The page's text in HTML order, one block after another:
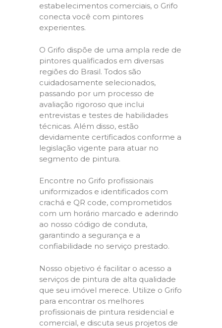
estabelecimentos comerciais, o Grifo
conecta você com pintores
experientes.
O Grifo dispõe de uma ampla rede de
pintores qualificados em diversas
regiões do Brasil. Todos são
cuidadosamente selecionados,
passando por um processo de
avaliação rigoroso que inclui
entrevistas e testes de habilidades
técnicas. Além disso, estão
devidamente certificados conforme a
legislação vigente para atuar no
segmento de pintura.
Encontre no Grifo profissionais
uniformizados e identificados com
crachá e QR code, comprometidos
com um horário marcado e aderindo
ao nosso código de conduta,
garantindo a segurança e a
confiabilidade no serviço prestado.
Nosso objetivo é facilitar o acesso a
serviços de pintura de alta qualidade
que seu imóvel merece. Utilize o Grifo
para encontrar os melhores
profissionais de pintura residencial e
comercial, e discuta seus projetos de